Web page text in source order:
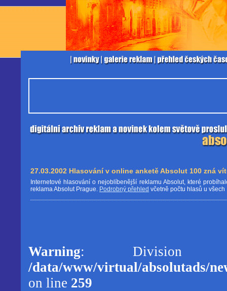
27.03.2002 Hlasování v online anketě Absolut 100 zná
Internetové hlasování o nejoblíbenější reklamu Absolut, které
reklama Absolut Prague. Podrobný přehled včetně počtu hlasů u
Warning: Division
/data/www/virtual/absolutads/
on line 259